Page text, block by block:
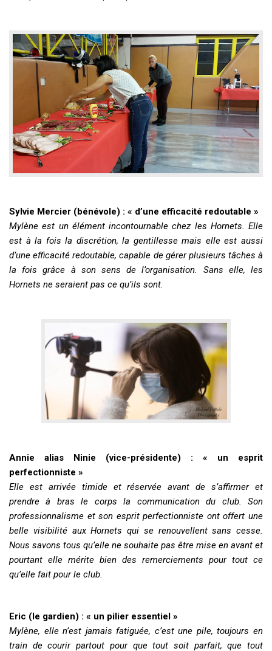
Sylvie Mercier (bénévole) : « d’une efficacité redoutable »
Mylène est un élément incontournable chez les Hornets. Elle
est à la fois la discrétion, la gentillesse mais elle est aussi
d’une efficacité redoutable, capable de gérer plusieurs tâches à
la fois grâce à son sens de l’organisation. Sans elle, les
Hornets ne seraient pas ce qu’ils sont.
Annie alias Ninie (vice-présidente) : « un esprit
perfectionniste »
Elle est arrivée timide et réservée avant de s’affirmer et
prendre à bras le corps la communication du club. Son
professionnalisme et son esprit perfectionniste ont offert une
belle visibilité aux Hornets qui se renouvellent sans cesse.
Nous savons tous qu’elle ne souhaite pas être mise en avant et
pourtant elle mérite bien des remerciements pour tout ce
qu’elle fait pour le club.
Eric (le gardien) : « un pilier essentiel »
Mylène, elle n’est jamais fatiguée, c’est une pile, toujours en
train de courir partout pour que tout soit parfait, que tout